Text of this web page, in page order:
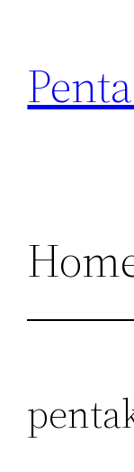
content